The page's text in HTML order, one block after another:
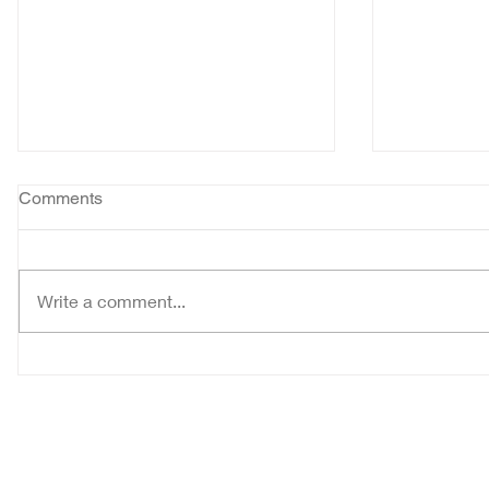
Comments
Write a comment...